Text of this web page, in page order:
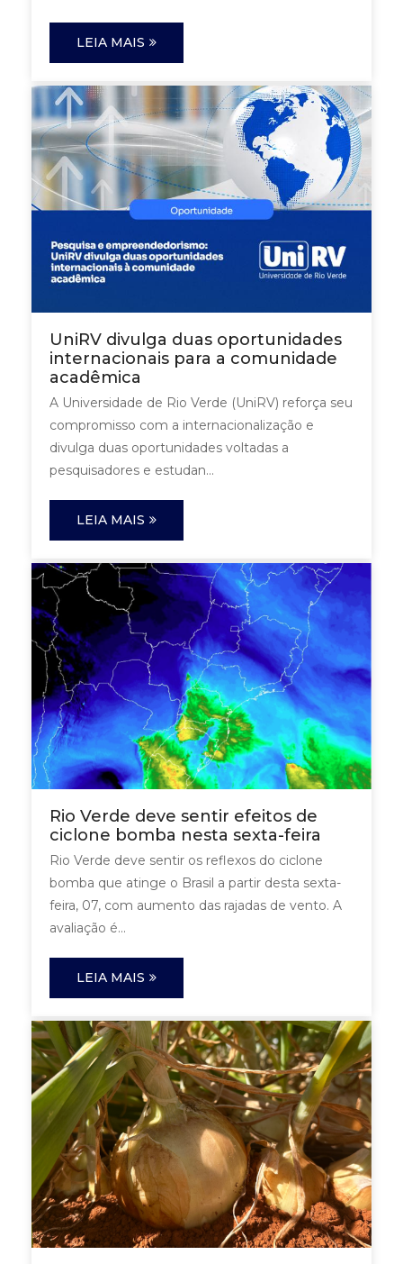
LEIA MAIS
UniRV divulga duas oportunidades
internacionais para a comunidade
acadêmica
A Universidade de Rio Verde (UniRV) reforça seu
compromisso com a internacionalização e
divulga duas oportunidades voltadas a
pesquisadores e estudan...
LEIA MAIS
Rio Verde deve sentir efeitos de
ciclone bomba nesta sexta-feira
Rio Verde deve sentir os reflexos do ciclone
bomba que atinge o Brasil a partir desta sexta-
feira, 07, com aumento das rajadas de vento. A
avaliação é...
LEIA MAIS